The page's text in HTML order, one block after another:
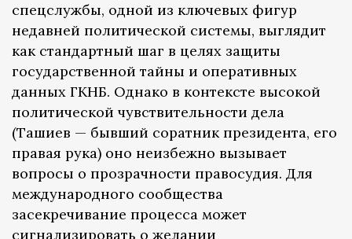
спецслужбы, одной из ключевых фигур
недавней политической системы, выглядит
как стандартный шаг в целях защиты
государственной тайны и оперативных
данных ГКНБ. Однако в контексте высокой
политической чувствительности дела
(Ташиев — бывший соратник президента, его
правая рука) оно неизбежно вызывает
вопросы о прозрачности правосудия. Для
международного сообщества
засекречивание процесса может
сигнализировать о желании